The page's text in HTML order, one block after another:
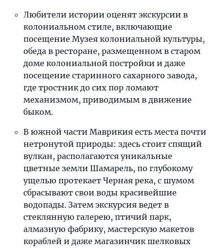
Любители истории оценят экскурсии в
колониальном стиле, включающие
посещение Музея колониальной культуры,
обеда в ресторане, размещенном в старом
доме колониальной постройки и даже
посещение старинного сахарного завода,
где тростник до сих пор ломают
механизмом, приводимым в движение
быком.
В южной части Маврикия есть места почти
нетронутой природы: здесь стоит спящий
вулкан, располагаются уникальные
цветные земли Шамарель, по глубокому
ущелью протекает Черная река, с шумом
сбрасывают свои воды красивейшие
водопады. Затем экскурсия ведет в
стеклянную галерею, птичий парк,
алмазную фабрику, мастерскую макетов
кораблей и даже магазинчик шелковых